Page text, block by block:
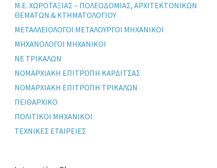
Μ.Ε. ΧΩΡΟΤΑΞΙΑΣ – ΠΟΛΕΟΔΟΜΙΑΣ, ΑΡΧΙΤΕΚΤΟΝΙΚΩΝ
ΘΕΜΑΤΩΝ & ΚΤΗΜΑΤΟΛΟΓΙΟΥ
ΜΕΤΑΛΛΕΙΟΛΟΓΟΙ ΜΕΤΑΛΟΥΡΓΟΙ ΜΗΧΑΝΙΚΟΙ
ΜΗΧΑΝΟΛΟΓΟΙ ΜΗΧΑΝΙΚΟΙ
ΝΕ ΤΡΙΚΑΛΩΝ
ΝΟΜΑΡΧΙΑΚΗ ΕΠΙΤΡΟΠΗ ΚΑΡΔΙΤΣΑΣ
ΝΟΜΑΡΧΙΑΚΗ ΕΠΙΤΡΟΠΗ ΤΡΙΚΑΛΩΝ
ΠΕΙΘΑΡΧΙΚΟ
ΠΟΛΙΤΙΚΟΙ ΜΗΧΑΝΙΚΟΙ
ΤΕΧΝΙΚΕΣ ΕΤΑΙΡΕΙΕΣ